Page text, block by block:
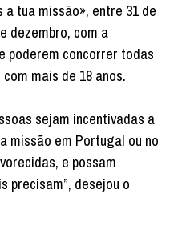
tua missão», entre 31 de
dezembro, com a
poderem concorrer todas
mais de 18 anos.
sejam incentivadas a
missão em Portugal ou no
e possam
precisam”, desejou o